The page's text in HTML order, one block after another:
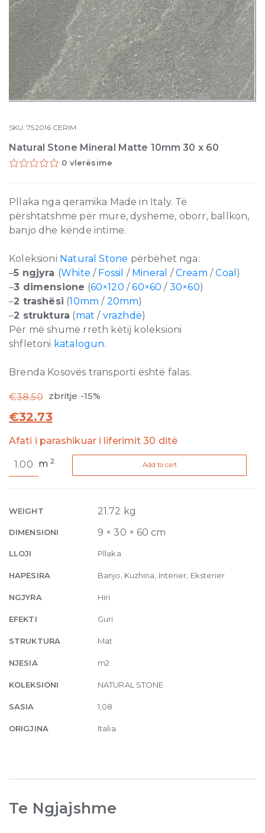
SKU:752016 CERIM
Natural Stone Mineral Matte 10mm 30 x 60
0 vlerësime
Pllaka nga qeramika Made in Italy. Të
përshtatshme për mure, dysheme, oborr, ballkon,
banjo dhe kënde intime.
Koleksioni Natural Stone përbëhet nga:
–5 ngjyra (White / Fossil / Mineral /Cream /Coal )
–3 dimensione (60×120 /60×60 / 30×60)
–2 trashësi (10mm / 20mm)
–2 struktura (mat / vrazhdë)
Për më shumë rreth këtij koleksioni
shfletoni katalogun.
Brenda Kosovës transporti është falas.
€38.50 zbritje -15%
€32.73
Afati i parashikuar i liferimit 30 ditë
Stone
10mm
x
60
m2 Add to cart
WEIGHT 21.72 kg
DIMENSIONI 9 × 30 × 60 cm
LLOJI Pllaka
HAPESIRA Banjo, Kuzhina, Interier, Eksterier
NGJYRA Hiri
EFEKTI Guri
STRUKTURA Mat
NJESIA m2
KOLEKSIONI NATURAL STONE
SASIA 1,08
ORIGJINA Italia
Te Ngjajshme